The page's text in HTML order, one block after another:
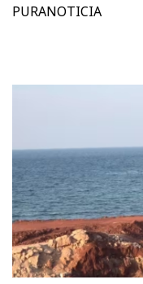
PURANOTICIA